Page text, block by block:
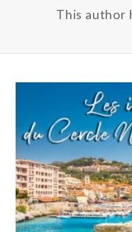
This author